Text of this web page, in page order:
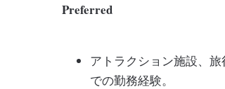
Preferred
アトラクション施設、旅
での勤務経験。